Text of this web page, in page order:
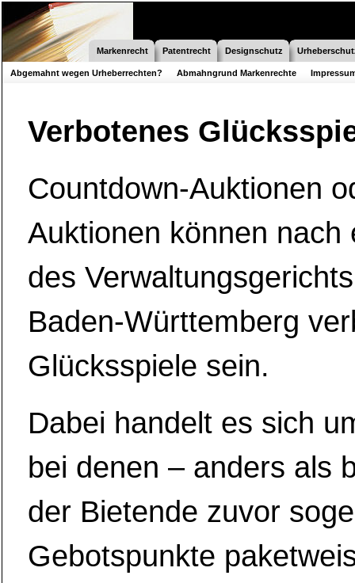
Markenrecht Patentrecht Designschutz
Abgemahnt wegen Urheberrechten? Abmahngrund Markenrechte
Verbotenes
Countdown-Auktionen
Auktionen können
des
Baden-Württemberg
Glücksspiele sein.
Dabei handelt es sich
bei denen – anders als
der Bietende zuvor
Gebotspunkte